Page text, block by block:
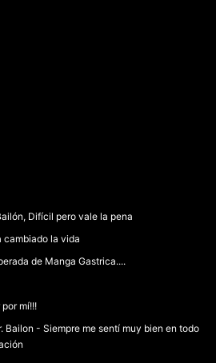
Difícil pero vale la pena
cambiado la vida
de Manga Gastrica....
mí!!!
Bailon - Siempre me sentí muy bien en todo